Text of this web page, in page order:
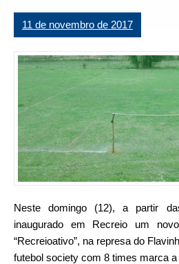
11 de novembro de 2017
Neste domingo (12), a partir
inaugurado em Recreio um
“Recreioativo”, na represa do
futebol society com 8 times marca a